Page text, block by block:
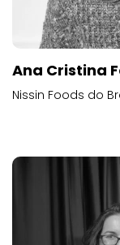
Ana Cristina
Nissin Foods do